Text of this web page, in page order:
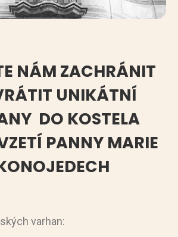
NÁM ZACHRÁNIT
UNIKÁTNÍ
DO KOSTELA
PANNY MARIE
varhan: